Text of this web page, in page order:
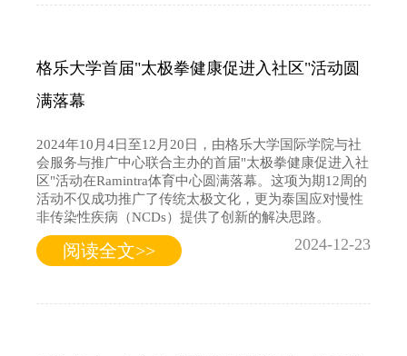
格乐大学首届"太极拳健康促进入社区"活动圆
满落幕
2024年10月4日至12月20日，由格乐大学国际学院与社
会服务与推广中心联合主办的首届"太极拳健康促进入社
区"活动在Ramintra体育中心圆满落幕。这项为期12周的
活动不仅成功推广了传统太极文化，更为泰国应对慢性
非传染性疾病（NCDs）提供了创新的解决思路。
阅读全文>> 2024-12-23